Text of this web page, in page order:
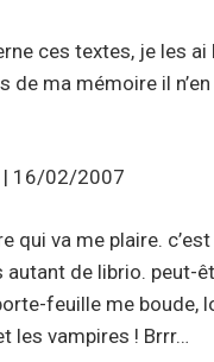
ces textes, je les ai
de ma mémoire il
| 16/02/2007
qui va me plaire.
autant de librio. peut-
feuille me boude,
les vampires ! Brrr…